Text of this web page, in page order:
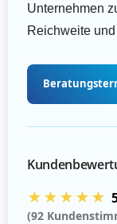
Unternehmen
Reichweite
★★★★★
(92